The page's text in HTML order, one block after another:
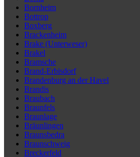
Bornheim
Bottrop
Boxberg
Brackenheim
Brake (Unterweser)
Brakel
Bramsche
Brand-Erbisdorf
Brandenburg an der Havel
Brandis
Braubach
Braunfels
Braunlage
Bräunlingen
Braunsbedra
Braunschweig
Breckerfeld